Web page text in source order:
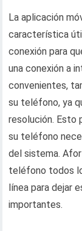
La aplicación
característica
conexión para
una conexión a
convenientes,
su teléfono, ya
resolución. Esto
su teléfono
del sistema.
teléfono todos
línea para dejar
importantes.